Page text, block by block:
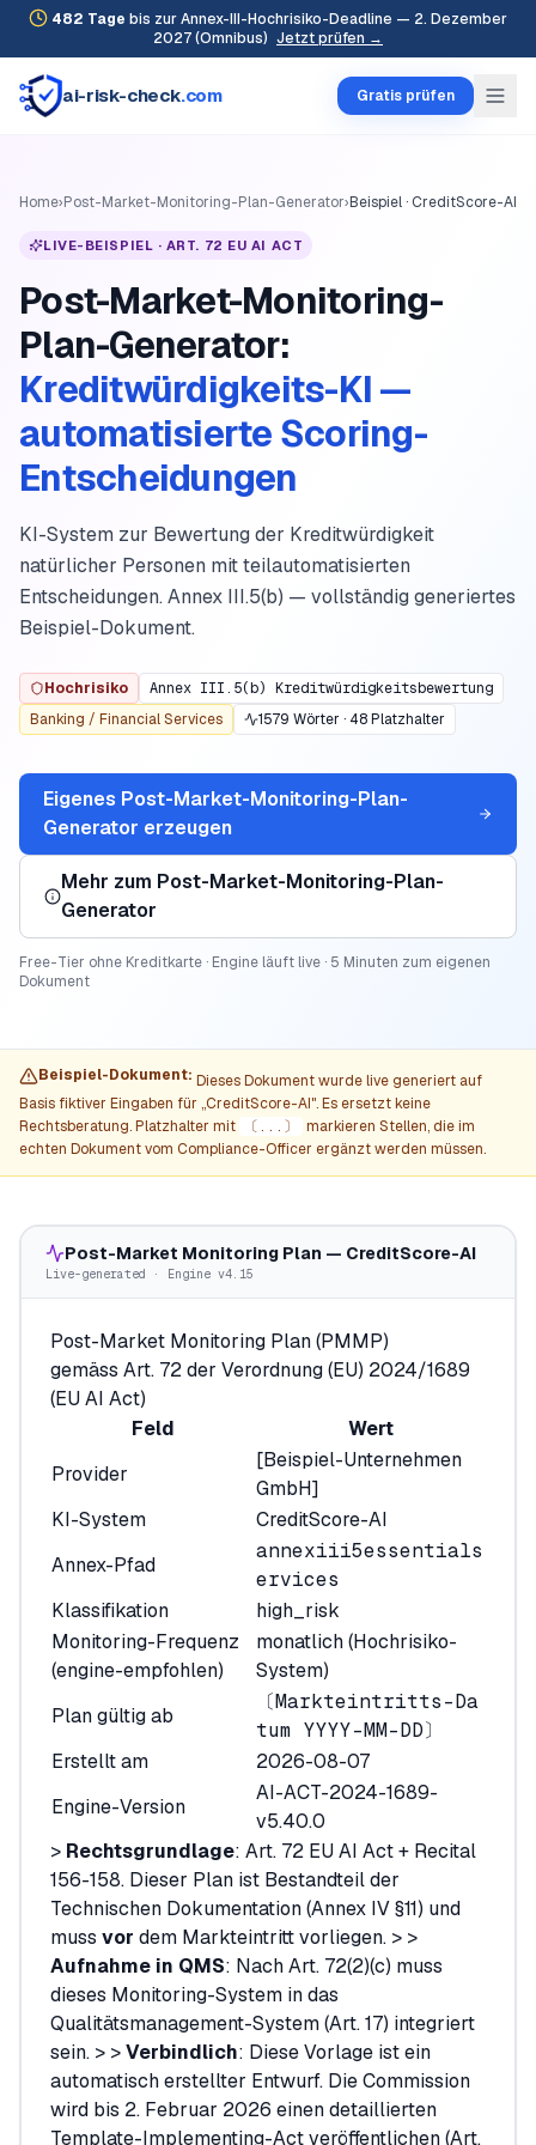
482 Tage bis zur Annex-III-Hochrisiko-Deadline — 2. Dezember
2027 (Omnibus) Jetzt prüfen →
ai-risk-check.com Gratis prüfen
Home›Post-Market-Monitoring-Plan-Generator›Beispiel · CreditScore-AI
LIVE-BEISPIEL · ART. 72 EU AI ACT
Post-Market-Monitoring-
Plan-Generator:
Kreditwürdigkeits-KI —
automatisierte Scoring-
Entscheidungen
KI-System zur Bewertung der Kreditwürdigkeit
natürlicher Personen mit teilautomatisierten
Entscheidungen. Annex III.5(b) — vollständig generiertes
Beispiel-Dokument.
Hochrisiko
Annex III.5(b) Kreditwürdigkeits­bewertung
Banking / Financial Services
1579 Wörter · 48Platzhalter
Eigenes Post-Market-Monitoring-Plan-
Generator erzeugen
Mehr zum Post-Market-Monitoring-Plan-
Generator
Free-Tier ohne Kreditkarte · Engine läuft live · 5 Minuten zum eigenen
Dokument
Beispiel-Dokument: Dieses Dokument wurde live generiert auf
Basis fiktiver Eingaben für „CreditScore-AI". Es ersetzt keine
Rechtsberatung. Platzhalter mit
〔...〕
markieren Stellen, die im
echten Dokument vom Compliance-Officer ergänzt werden müssen.
Post-Market Monitoring Plan — CreditScore-AI
Live-generated · Engine v4.15
Post-Market Monitoring Plan (PMMP)
gemäss Art. 72 der Verordnung (EU) 2024/1689
(EU AI Act)
Feld
Wert
Provider
[Beispiel-Unternehmen
GmbH]
KI-System
CreditScore-AI
Annex-Pfad
annexiii5essentials
ervices
Klassifikation
high_risk
Monitoring-Frequenz
(engine-empfohlen)
monatlich (Hochrisiko-
System)
Plan gültig ab
〔Markteintritts-Da
tum YYYY-MM-DD〕
Erstellt am
2026-08-07
Engine-Version
AI-ACT-2024-1689-
v5.40.0
> Rechtsgrundlage: Art. 72 EU AI Act + Recital
156-158. Dieser Plan ist Bestandteil der
Technischen Dokumentation (Annex IV §11) und
muss vor dem Markteintritt vorliegen. > >
Aufnahme in QMS: Nach Art. 72(2)(c) muss
dieses Monitoring-System in das
Qualitätsmanagement-System (Art. 17) integriert
sein. > >Verbindlich: Diese Vorlage ist ein
automatisch erstellter Entwurf. Die Commission
wird bis 2. Februar 2026 einen detaillierten
Template-Implementing-Act veröffentlichen (Art.